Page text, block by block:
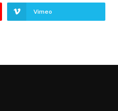
Vimeo